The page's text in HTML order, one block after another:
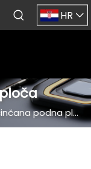
HR
podna ploča